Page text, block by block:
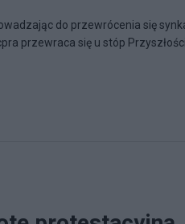
do przewrócenia się
przewraca się u stóp